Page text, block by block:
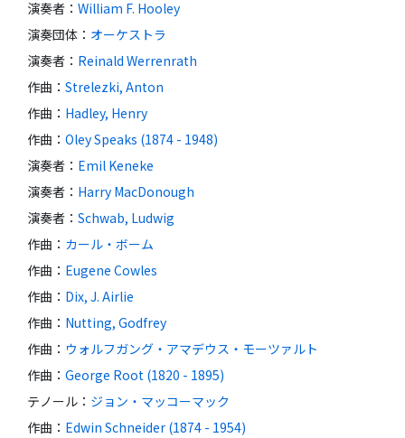
演奏者 ： William F. Hooley
演奏団体 ： オーケストラ
演奏者 ： Reinald Werrenrath
作曲 ： Strelezki, Anton
作曲 ： Hadley, Henry
作曲 ： Oley Speaks (1874 - 1948)
演奏者 ： Emil Keneke
演奏者 ： Harry MacDonough
演奏者 ： Schwab, Ludwig
作曲 ： カール・ボーム
作曲 ： Eugene Cowles
作曲 ： Dix, J. Airlie
作曲 ： Nutting, Godfrey
作曲 ： ウォルフガング・アマデウス・モーツァルト
作曲 ： George Root (1820 - 1895)
テノール ： ジョン・マッコーマック
作曲 ： Edwin Schneider (1874 - 1954)